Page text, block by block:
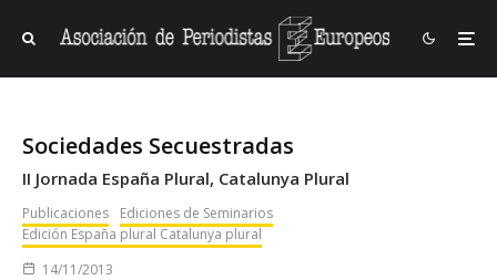
Sociedades Secuestradas
II Jornada España Plural, Catalunya Plural
Publicaciones
Ediciones de Seminarios
Edición España plural Catalunya plural
14/11/2013